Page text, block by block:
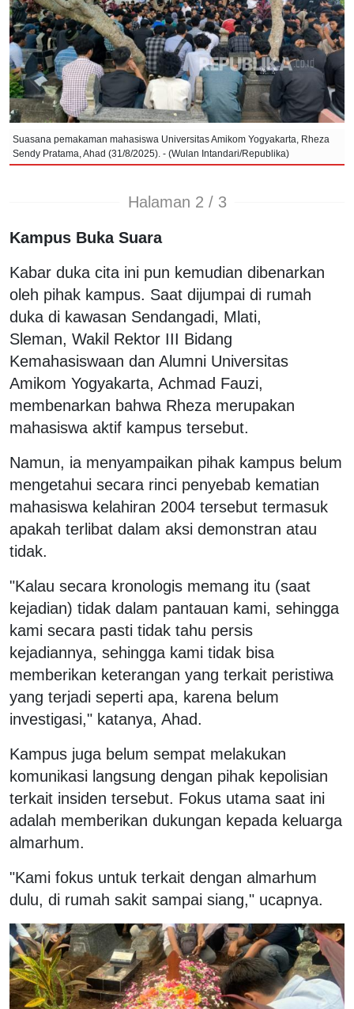
Suasana pemakaman mahasiswa Universitas Amikom Yogyakarta, Rheza
Sendy Pratama, Ahad (31/8/2025). - (Wulan Intandari/Republika)
Halaman 2 / 3
Kampus Buka Suara
Kabar duka cita ini pun kemudian dibenarkan
oleh pihak kampus. Saat dijumpai di rumah
duka di kawasan Sendangadi, Mlati,
Sleman, Wakil Rektor III Bidang
Kemahasiswaan dan Alumni Universitas
Amikom Yogyakarta, Achmad Fauzi,
membenarkan bahwa Rheza merupakan
mahasiswa aktif kampus tersebut.
Namun, ia menyampaikan pihak kampus belum
mengetahui secara rinci penyebab kematian
mahasiswa kelahiran 2004 tersebut termasuk
apakah terlibat dalam aksi demonstran atau
tidak.
"Kalau secara kronologis memang itu (saat
kejadian) tidak dalam pantauan kami, sehingga
kami secara pasti tidak tahu persis
kejadiannya, sehingga kami tidak bisa
memberikan keterangan yang terkait peristiwa
yang terjadi seperti apa, karena belum
investigasi," katanya, Ahad.
Kampus juga belum sempat melakukan
komunikasi langsung dengan pihak kepolisian
terkait insiden tersebut. Fokus utama saat ini
adalah memberikan dukungan kepada keluarga
almarhum.
"Kami fokus untuk terkait dengan almarhum
dulu, di rumah sakit sampai siang," ucapnya.